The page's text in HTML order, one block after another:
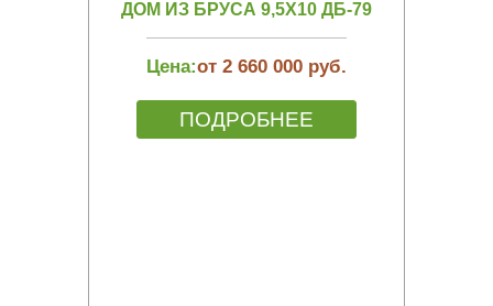
ДОМ ИЗ БРУСА 9,5Х10 ДБ-79
Цена:от 2 660 000 руб.
ПОДРОБНЕЕ